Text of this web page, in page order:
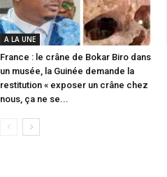
A LA UNE
France : le crâne de Bokar Biro dans
un musée, la Guinée demande la
restitution « exposer un crâne chez
nous, ça ne se...